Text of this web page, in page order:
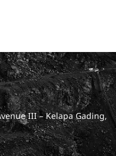
III – Kelapa Gading,